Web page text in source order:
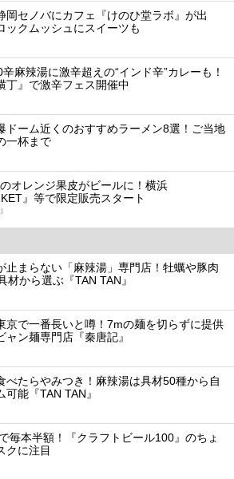
岡セノバにカフェ『けのひ堂ラボ』が出
ックムッシュにスイーツも
麻辣湯に激辛超えの“インド辛”カレーも！
丁』で激辛フェス開催中
ドーム近くのおすすめラーメン8選！ご当地
一杯まで
オレンジ果皮がビールに！横浜
』等で限定販売スタート
止まらない「麻辣湯」専門店！牡蠣や豚肉
材から選ぶ『TAN TAN』
京で一番長いと噂！7mの麺を切らずに提供
ャン麺専門店『秦唐記』
べたらやみつき！麻辣湯は具材50種から自
可能『TAN TAN』
毎本半額！『クラフトビール100』のちょ
クに注目